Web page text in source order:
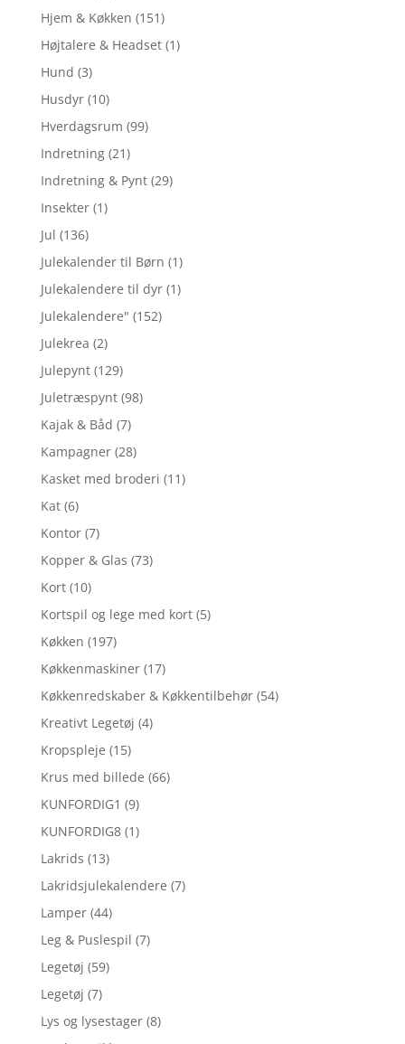
Hjem & Køkken (151)
Højtalere & Headset (1)
Hund (3)
Husdyr (10)
Hverdagsrum (99)
Indretning (21)
Indretning & Pynt (29)
Insekter (1)
Jul (136)
Julekalender til Børn (1)
Julekalendere til dyr (1)
Julekalendere" (152)
Julekrea (2)
Julepynt (129)
Juletræspynt (98)
Kajak & Båd (7)
Kampagner (28)
Kasket med broderi (11)
Kat (6)
Kontor (7)
Kopper & Glas (73)
Kort (10)
Kortspil og lege med kort (5)
Køkken (197)
Køkkenmaskiner (17)
Køkkenredskaber & Køkkentilbehør (54)
Kreativt Legetøj (4)
Kropspleje (15)
Krus med billede (66)
KUNFORDIG1 (9)
KUNFORDIG8 (1)
Lakrids (13)
Lakridsjulekalendere (7)
Lamper (44)
Leg & Puslespil (7)
Legetøj (59)
Legetøj (7)
Lys og lysestager (8)